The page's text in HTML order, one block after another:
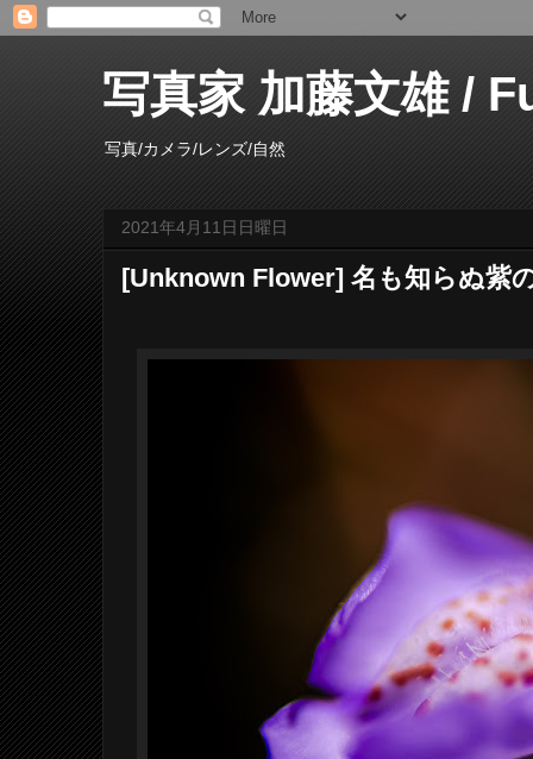
写真家 加藤文雄 /
写真/カメラ/レンズ/自然
2021年4月11日日曜日
[Unknown Flower] 名も知らぬ紫